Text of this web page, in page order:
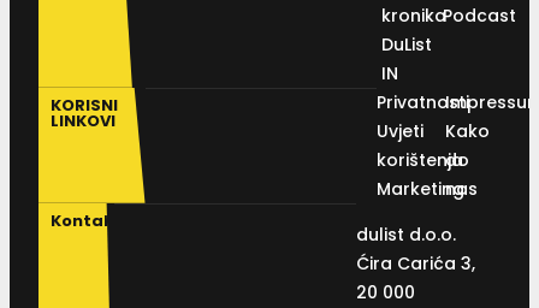
kronika
DuList
IN
Podcast
KORISNI
LINKOVI
Privatnosti
Uvjeti
korištenja
Marketing
Kako
do
nas
Kontakt
dulist d.o.o.
Ćira Carića 3,
20 000